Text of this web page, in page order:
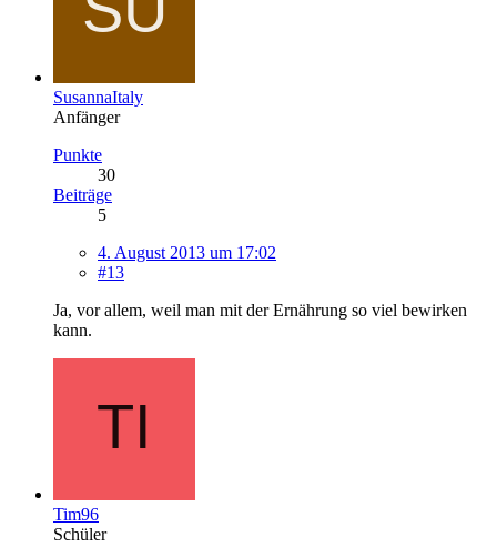
SusannaItaly
Anfänger
Punkte
30
Beiträge
5
4. August 2013 um 17:02
#13
Ja, vor allem, weil man mit der Ernährung so viel bewirken
kann.
Tim96
Schüler